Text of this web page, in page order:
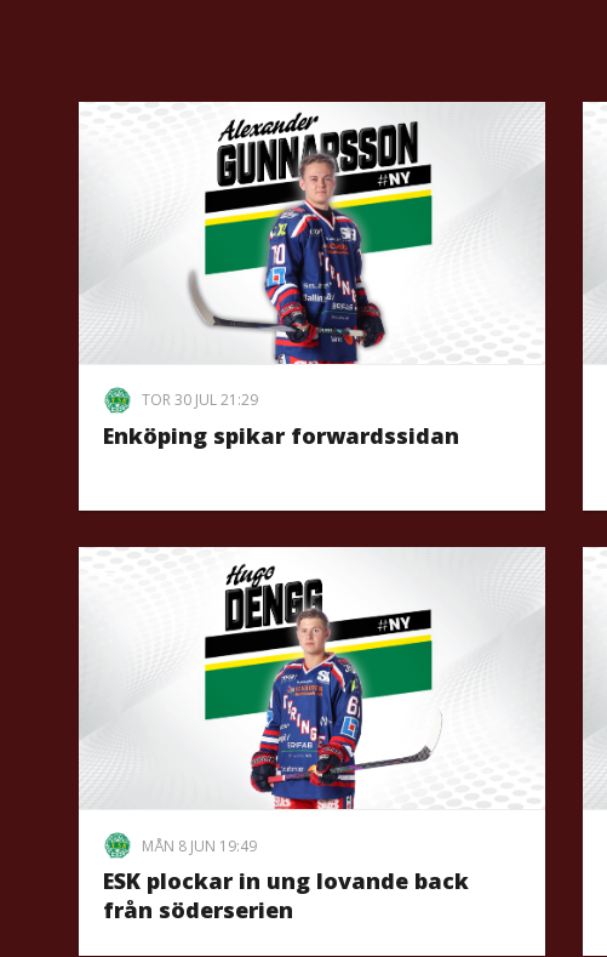
TOR 30 JUL 21:29
Enköping spikar forwardssidan
MÅN 8 JUN 19:49
ESK plockar in ung lovande back
från söderserien